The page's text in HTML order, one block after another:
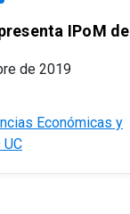
IPoM de
de 2019
Económicas y